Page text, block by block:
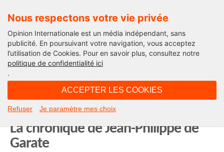
Nous respectons votre vie privée
Opinion Internationale est un média indépendant, sans
publicité. En poursuivant votre navigation, vous acceptez
l’utilisation de Cookies. Pour en savoir plus, consultez notre
politique de confidentialité ici
.
ACCEPTER LES COOKIES
Refuser Je paramètre mes choix
La saga du LIT
Le lit dans l’Art : un peu de beauté
ne nuit pas avec les Préraphaélites.
La chronique de Jean-Philippe de
Garate